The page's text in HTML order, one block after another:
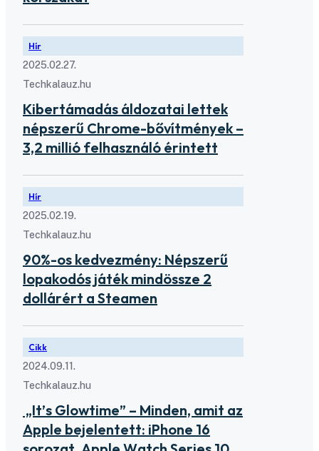
Hír
2025.02.27.
Techkalauz.hu
Kibertámadás áldozatai lettek
népszerű Chrome-bővítmények –
3,2 millió felhasználó érintett
Hír
2025.02.19.
Techkalauz.hu
90%-os kedvezmény: Népszerű
lopakodós játék mindössze 2
dollárért a Steamen
Cikk
2024.09.11.
Techkalauz.hu
„It’s Glowtime” – Minden, amit az
Apple bejelentett: iPhone 16